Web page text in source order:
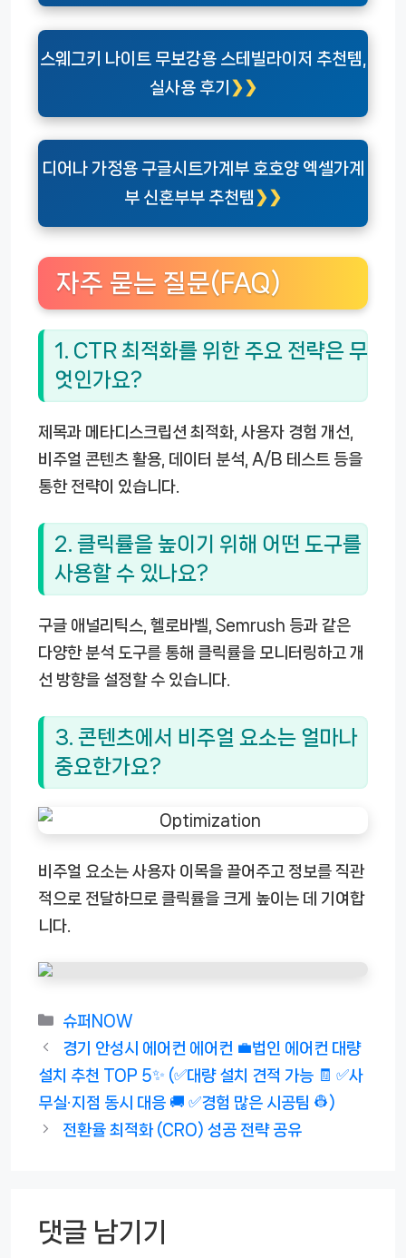
스웨그키 나이트 무보강용 스테빌라이저 추천템,
실사용 후기
디어나 가정용 구글시트가계부 호호양 엑셀가계
부 신혼부부 추천템
자주 묻는 질문(FAQ)
1. CTR 최적화를 위한 주요 전략은 무
엇인가요?
제목과 메타디스크립션 최적화, 사용자 경험 개선,
비주얼 콘텐츠 활용, 데이터 분석, A/B 테스트 등을
통한 전략이 있습니다.
2. 클릭률을 높이기 위해 어떤 도구를
사용할 수 있나요?
구글 애널리틱스, 헬로바벨, Semrush 등과 같은
다양한 분석 도구를 통해 클릭률을 모니터링하고 개
선 방향을 설정할 수 있습니다.
3. 콘텐츠에서 비주얼 요소는 얼마나
중요한가요?
비주얼 요소는 사용자 이목을 끌어주고 정보를 직관
적으로 전달하므로 클릭률을 크게 높이는 데 기여합
니다.
카
테
리
슈퍼NOW
경기 안성시 에어컨 에어컨 💼법인 에어컨 대량
설치 추천 TOP 5✨ (✅대량 설치 견적 가능 🧾 ✅사
무실·지점 동시 대응 🚚 ✅경험 많은 시공팀 👷)
전환율 최적화 (CRO) 성공 전략 공유
댓글 남기기